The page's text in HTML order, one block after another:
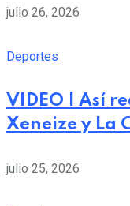
julio 26, 2026
Deportes
VIDEO | Así
Xeneize y La
julio 25, 2026